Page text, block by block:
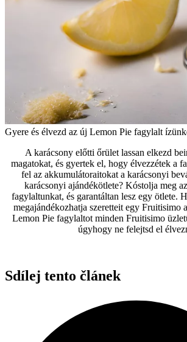
Gyere és élvezd az új Lemon Pie fagylalt
A karácsony előtti őrület lassan elkezd
magatokat, és gyertek el, hogy élvezzétek a
fel az akkumulátoraitokat a karácsonyi
karácsonyi ajándékötlete? Kóstolja meg
fagylaltunkat, és garantáltan lesz egy ötlete.
megajándékozhatja szeretteit egy Fruitisimo
Lemon Pie fagylaltot minden Fruitisimo
úgyhogy ne felejtsd el
Sdílej tento článek